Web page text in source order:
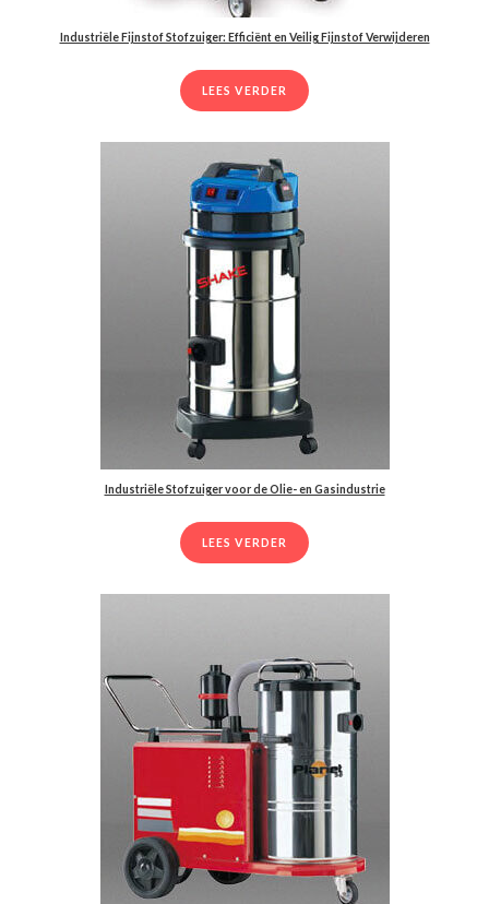
Industriële Fijnstof Stofzuiger: Efficiënt en Veilig Fijnstof Verwijderen
LEES VERDER
Industriële Stofzuiger voor de Olie- en Gasindustrie
LEES VERDER